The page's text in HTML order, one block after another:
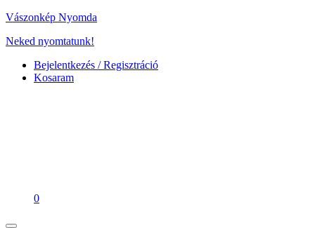
Vászonkép Nyomda
Neked nyomtatunk!
Bejelentkezés / Regisztráció
Kosaram
0